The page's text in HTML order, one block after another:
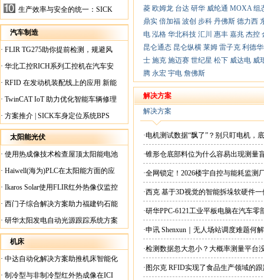
Turck Automation Suite）
生产效率与安全的统一：SICK
关于机器人技术传感器解决方案
的采访
汽车制造
· FLIR TG275助你提前检测，规避风
险！
· 华北工控RICH系列工控机在汽车安
全检测行业中的应用
· RFID 在发动机装配线上的应用 新能
源汽车爆炸频发？
· TwinCAT IoT 助力优化智能车辆修理
· 方案推介 | SICK车身定位系统BPS
太阳能光伏
· 使用热成像技术检查屋顶太阳能电池
板
· Haiwell(海为)PLC在太阳能方面的应
用
· Ikaros Solar使用FLIR红外热像仪监控
已装太阳能电池板
· 西门子综合解决方案助力福建钧石能
源飞速发展
· 研华太阳发电自动光源跟踪系统方案
机床
· 中达自动化解决方案助推机床智能化
升级
· 制冷型与非制冷型红外热成像在ICI
菱 欧姆龙 台达 研华 威纶通 MOXA 组
鼎实 倍加福 波创 步科 丹佛斯 德力西
电 泓格 华北科技 汇川 惠丰 嘉兆 杰控
昆仑通态 昆仑纵横 莱姆 雷子克 利德
士 施克 施迈赛 世纪星 松下 威达电 威
腾 永宏 宇电 詹佛斯
解决方案
解决方案
·电机测试数据“飘了”？别只盯电机，
·锥形仓底部料位为什么容易出现测量
·全网锁定！2026楼宇自控与能耗监
·西克 基于3D视觉的智能拆垛软硬件
·‍研华PPC-6121工业平板电脑在汽车
·申讯 Shenxun｜无人场站调度难题何
·检测数据忽大忽小？大概率测量平台
·图尔克 RFID实现了食品生产领域的